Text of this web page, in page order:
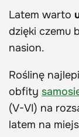
Latem warto
dzięki czemu
nasion.
Roślinę
obfity
(V-VI) na
latem na